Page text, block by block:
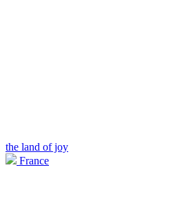
the land of joy
France